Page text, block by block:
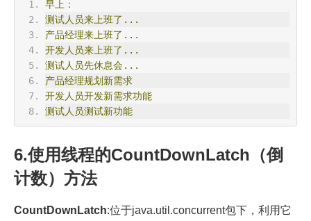
早上：
测试人员来上班了...
产品经理来上班了...
开发人员来上班了...
测试人员先休息会...
产品经理规划新需求
开发人员开发新需求功能
测试人员测试新功能
6.使用线程的CountDownLatch（倒
计数）方法
CountDownLatch:位于java.util.concurrent包下，利用它